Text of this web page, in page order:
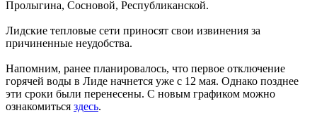
Пролыгина, Сосновой, Республиканской.
Лидские тепловые сети приносят свои извинения за
причиненные неудобства.
Напомним, ранее планировалось, что первое отключение
горячей воды в Лиде начнется уже с 12 мая. Однако позднее
эти сроки были перенесены. С новым графиком можно
ознакомиться здесь.